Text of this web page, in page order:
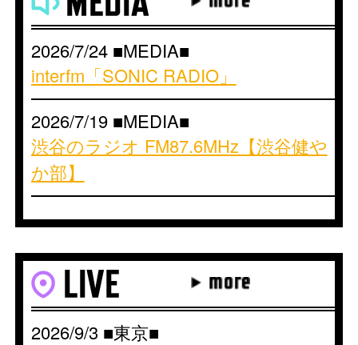
2026/7/17 ■NEWS■
【フミ ラジオ出演情報】
2026/7/1 ■NEWS■
【スマイリー原島さんイベント出
演！】
2026/7/24 ■MEDIA■
interfm「SONIC RADIO」
2026/7/19 ■MEDIA■
渋谷のラジオ FM87.6MHz【渋谷健や
か部】
2025/11/7 ■MEDIA■
2025/10/17 ■MEDIA■
えふえむ花巻【フラワープラス】
2026/9/3 ■東京■